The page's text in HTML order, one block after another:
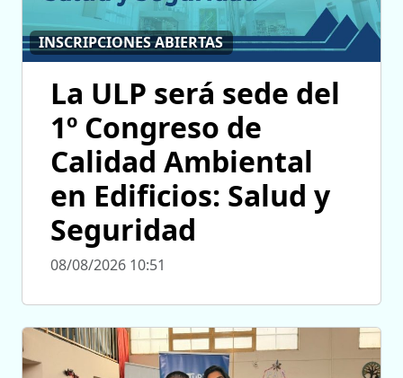
INSCRIPCIONES ABIERTAS
La ULP será sede del
1º Congreso de
Calidad Ambiental
en Edificios: Salud y
Seguridad
08/08/2026 10:51